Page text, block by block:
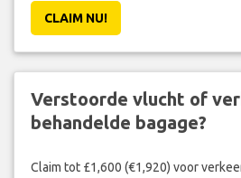
CLAIM NU!
Verstoorde vlucht of
behandelde bagage?
Claim tot £1,600 (€1,920) voor